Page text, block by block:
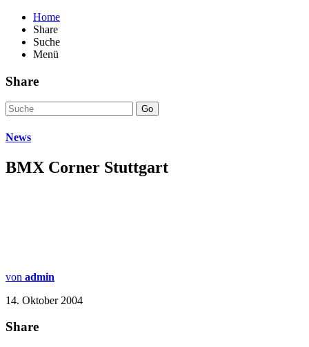
Home
Share
Suche
Menü
Share
Go
News
BMX Corner Stuttgart
von admin
14. Oktober 2004
Share